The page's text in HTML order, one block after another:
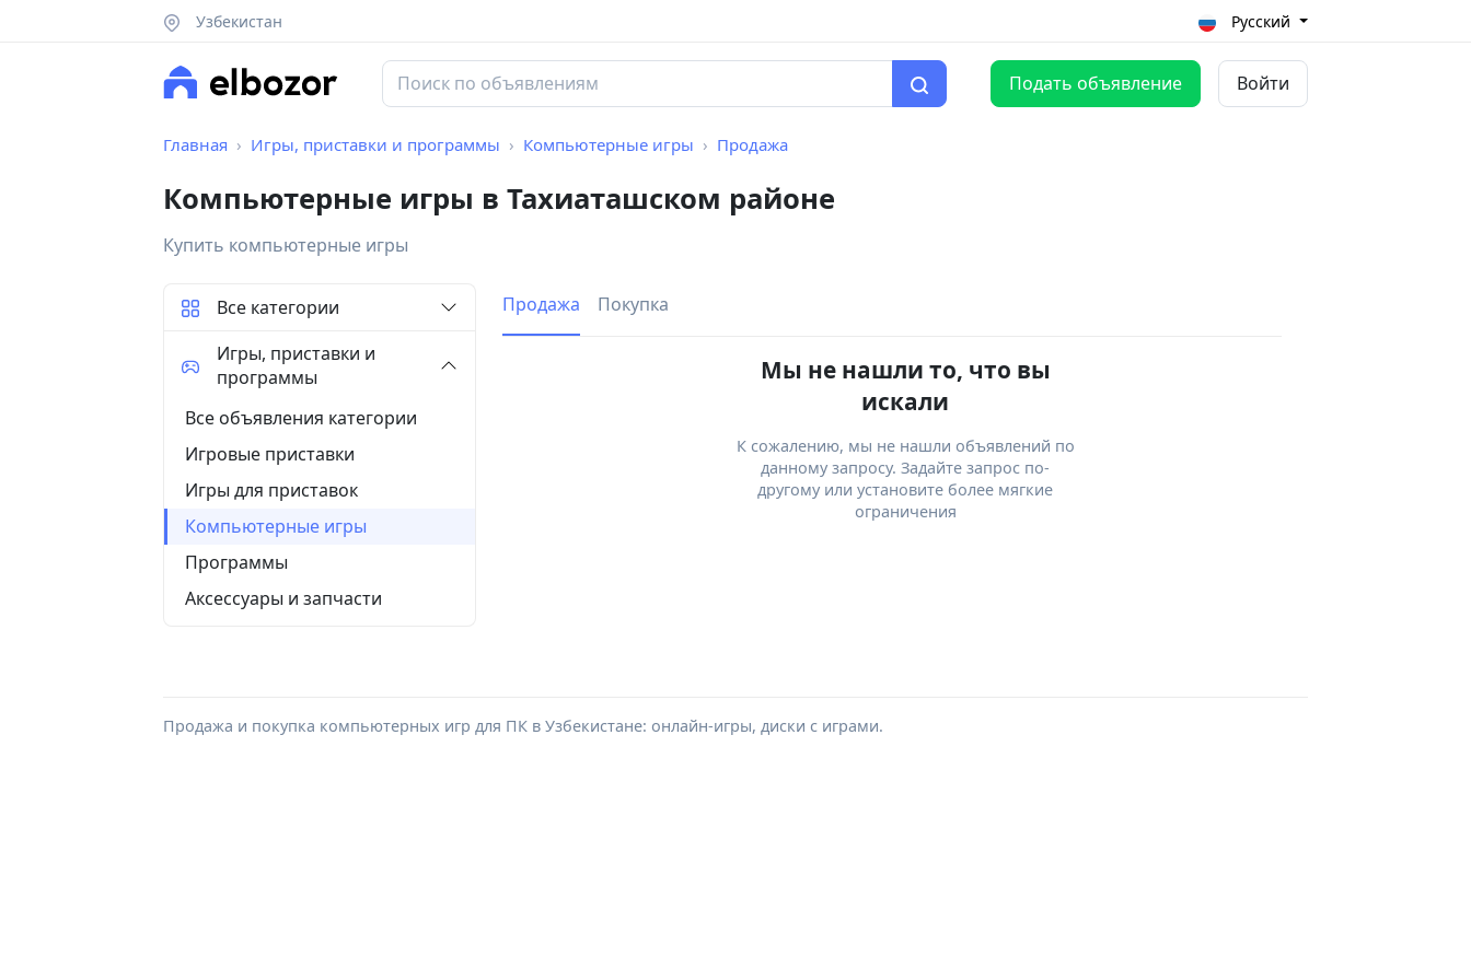
Узбекистан Русский
Подать объявление Войти
Главная Игры, приставки и программы Компьютерные игры Продажа
Компьютерные игры в Тахиаташском районе
Купить компьютерные игры
Продажа Покупка
Мы не нашли то, что вы
искали
К сожалению, мы не нашли объявлений по
данному запросу. Задайте запрос по-
другому или установите более мягкие
ограничения
Все категории
Игры, приставки и
программы
Все объявления категории
Игровые приставки
Игры для приставок
Компьютерные игры
Программы
Аксессуары и запчасти
Продажа и покупка компьютерных игр для ПК в Узбекистане: онлайн-игры, диски с играми.